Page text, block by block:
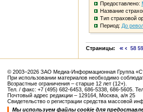
Предоставлено:
Название
Тип страховой
Период: До
Страницы: 58 59
© 2003–2026 ЗАО Медиа-Информационная Группа
При использовании материалов необходимо
Возрастные ограничения – старше 12 лет (12+).
Тел. / факс: +7 (495) 682-6453, 686-5338, 686-5605.
Почтовый адрес редакции – 129164, Москва, а/я 25
Свидетельство о регистрации средства массовой
Мы используем файлы cookie для